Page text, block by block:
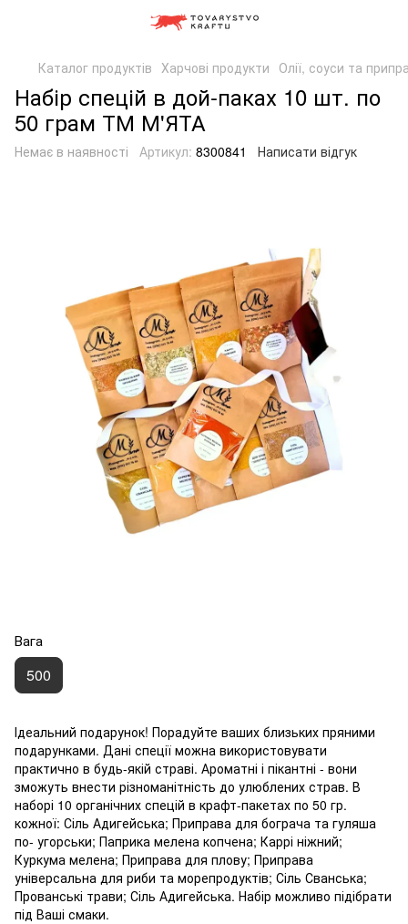
Каталог продуктів Харчові продукти Олії, соуси та
Набір спецій в дой-паках 10 шт. по
50 грам ТМ М'ЯТА
Немає в наявності Артикул: 8300841 Написати відгук
Вага
500
Ідеальний подарунок! Порадуйте ваших близьких пряними
подарунками. Дані спеції можна використовувати
практично в будь-якій страві. Ароматні і пікантні - вони
зможуть внести різноманітність до улюблених страв. В
наборі 10 органічних спецій в крафт-пакетах по 50 гр.
кожної: Сіль Адигейська; Приправа для бограча та гуляша
по- угорськи; Паприка мелена копчена; Каррі ніжний;
Куркума мелена; Приправа для плову; Приправа
універсальна для риби та морепродуктів; Сіль Сванська;
Прованські трави; Сіль Адигейська. Набір можливо підібрати
під Ваші смаки.